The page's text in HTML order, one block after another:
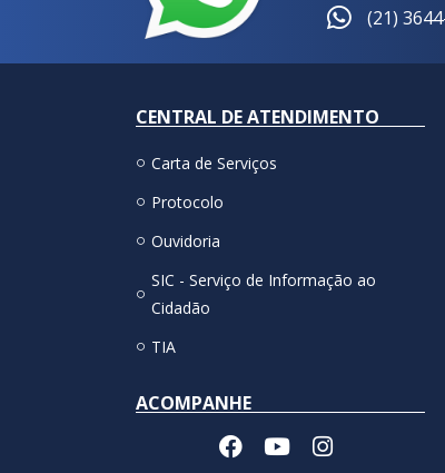
(21)
CENTRAL DE ATENDIMENTO
Carta de Serviços
Protocolo
Ouvidoria
SIC - Serviço de Informação ao
Cidadão
TIA
ACOMPANHE